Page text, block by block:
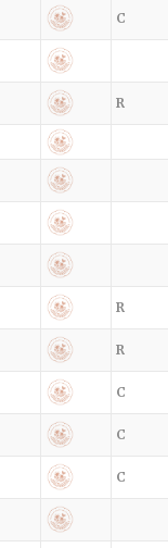
C
R
R
R
C
C
C